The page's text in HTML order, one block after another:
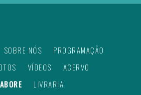
SOBRE NÓS
PROGRAMAÇÃO
VÍDEOS
ACERVO
LIVRARIA